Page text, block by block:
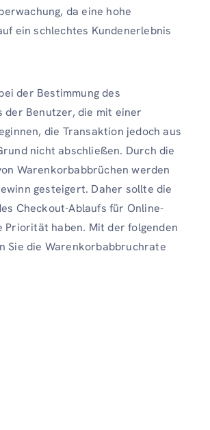
da eine hohe
ein schlechtes Kundenerlebnis
der Bestimmung des
der Benutzer, die mit einer
die Transaktion jedoch aus
nicht abschließen. Durch die
Warenkorbabbrüchen werden
gesteigert. Daher sollte die
Checkout-Ablaufs für Online-
Priorität haben. Mit der folgenden
Sie die Warenkorbabbruchrate